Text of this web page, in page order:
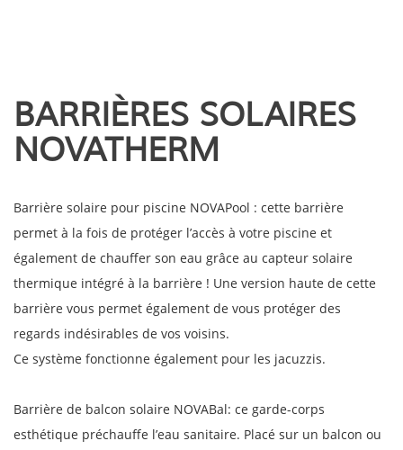
BARRIÈRES SOLAIRES
NOVATHERM
Barrière solaire pour piscine NOVAPool : cette barrière
permet à la fois de protéger l’accès à votre piscine et
également de chauffer son eau grâce au capteur solaire
thermique intégré à la barrière ! Une version haute de cette
barrière vous permet également de vous protéger des
regards indésirables de vos voisins.
Ce système fonctionne également pour les jacuzzis.
Barrière de balcon solaire NOVABal: ce garde-corps
esthétique préchauffe l’eau sanitaire. Placé sur un balcon ou